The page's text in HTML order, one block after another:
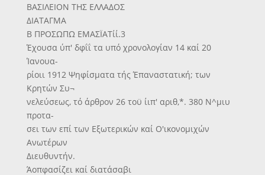
ΒΑΣΙΛΕΙΟΝ ΤΗΣ ΕΛΛΑΔΟΣ
ΔΙΑΤΑΓΜΑ
Β ΠΡΟΣΩΠΩ ΕΜΑΣΪΑΤίί.3
Έχουσα ύπ' δφΐΐ τα υπό χρονολογίαν 14 καί 20
Ίανουα-
ρίοιι 1912 Ψηφίσματα τής Έπαναστατική; των
Κρητών Συ¬
νελεύσεως, τό άρθρον 26 τοϋ ίιπ' αριθ,*. 380 Ν^μιυ
προτα-
σει των επί των Εξωτερικών καί Ο'ικονομιχών
Ανωτέρων
Διευθυντήν.
Άοπφασίζει καί διατάσαβι